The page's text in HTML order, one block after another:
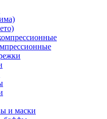
и маски